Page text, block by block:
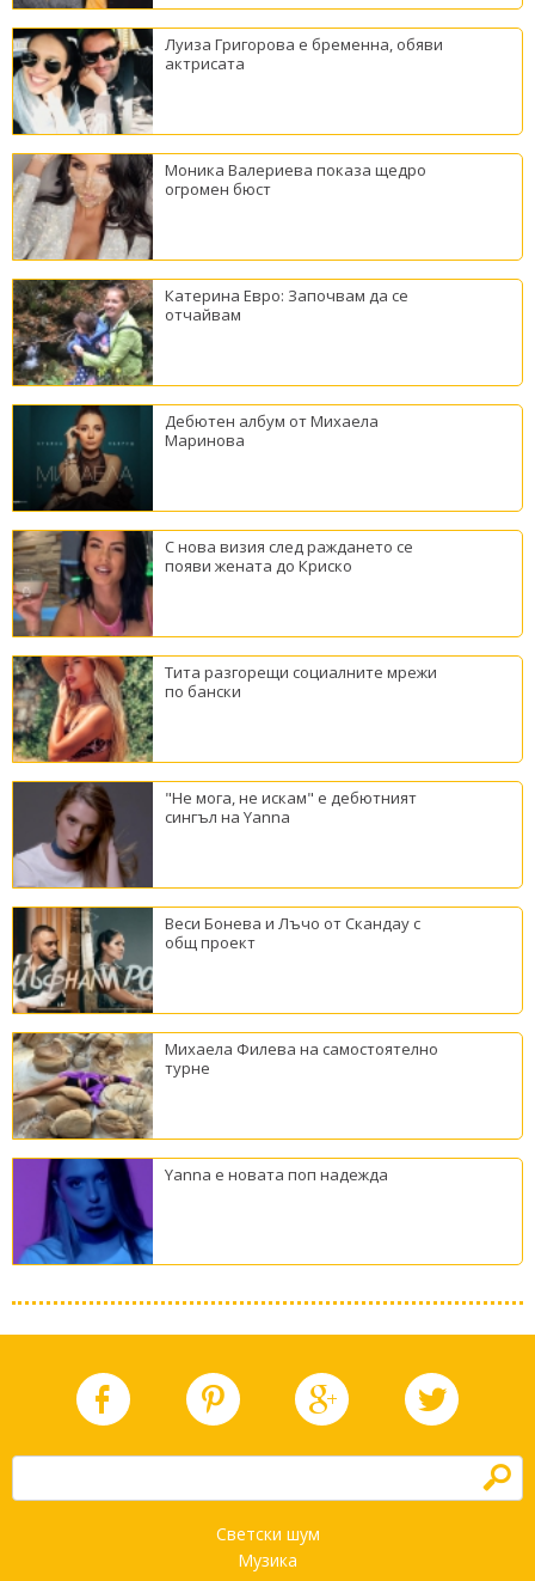
Луиза Григорова е бременна, обяви
актрисата
Моника Валериева показа щедро
огромен бюст
Катерина Евро: Започвам да се
отчайвам
Дебютен албум от Михаела
Маринова
С нова визия след раждането се
появи жената до Криско
Тита разгорещи социалните мрежи
по бански
"Не мога, не искам" е дебютният
сингъл на Yanna
Веси Бонева и Лъчо от Скандау с
общ проект
Михаела Филева на самостоятелно
турне
Yanna е новата поп надежда
h
Светски шум
Музика